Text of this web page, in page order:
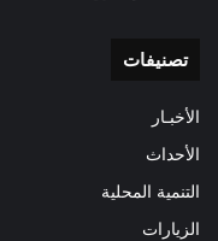
تصنيفات
الأخبـار
الأحداث
التنمية المحلية
الزيارات